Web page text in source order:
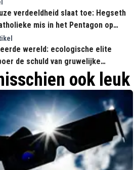
verdeeldheid slaat toe: Hegseth
mis in het Pentagon op
wereld: ecologische elite
de schuld van gruwelijke
ook leuk